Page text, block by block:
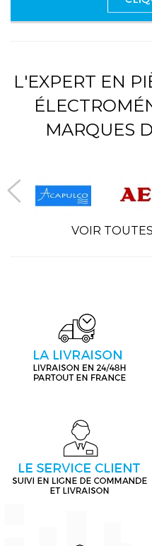
L'EXPERT EN
MARQUES
VOIR